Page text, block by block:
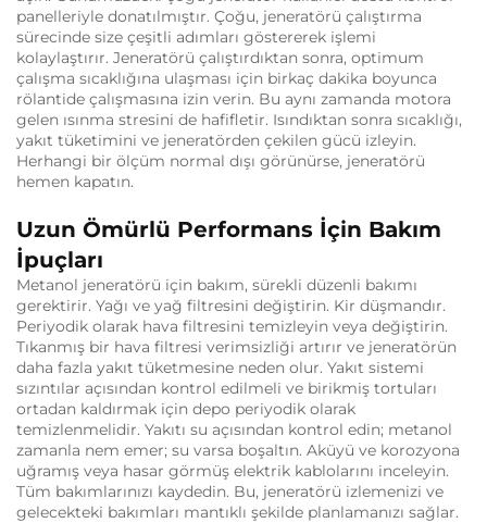
panelleriyle donatılmıştır. Çoğu, jeneratörü çalıştırma
sürecinde size çeşitli adımları göstererek işlemi
kolaylaştırır. Jeneratörü çalıştırdıktan sonra, optimum
çalışma sıcaklığına ulaşması için birkaç dakika boyunca
rölantide çalışmasına izin verin. Bu aynı zamanda motora
gelen ısınma stresini de hafifletir. Isındıktan sonra sıcaklığı,
yakıt tüketimini ve jeneratörden çekilen gücü izleyin.
Herhangi bir ölçüm normal dışı görünürse, jeneratörü
hemen kapatın.
Uzun Ömürlü Performans İçin Bakım
İpuçları
Metanol jeneratörü için bakım, sürekli düzenli bakımı
gerektirir. Yağı ve yağ filtresini değiştirin. Kir düşmandır.
Periyodik olarak hava filtresini temizleyin veya değiştirin.
Tıkanmış bir hava filtresi verimsizliği artırır ve jeneratörün
daha fazla yakıt tüketmesine neden olur. Yakıt sistemi
sızıntılar açısından kontrol edilmeli ve birikmiş tortuları
ortadan kaldırmak için depo periyodik olarak
temizlenmelidir. Yakıtı su açısından kontrol edin; metanol
zamanla nem emer; su varsa boşaltın. Aküyü ve korozyona
uğramış veya hasar görmüş elektrik kablolarını inceleyin.
Tüm bakımlarınızı kaydedin. Bu, jeneratörü izlemenizi ve
gelecekteki bakımları mantıklı şekilde planlamanızı sağlar.